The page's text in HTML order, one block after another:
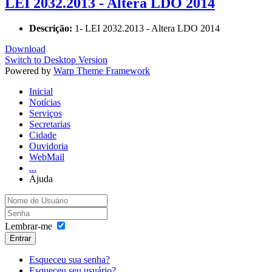
Descrição: 1- LEI 2032.2013 - Altera LDO 2014
Download
Switch to Desktop Version
Powered by Warp Theme Framework
Inicial
Notícias
Serviços
Secretarias
Cidade
Ouvidoria
WebMail
...
Ajuda
Lembrar-me
Entrar
Esqueceu sua senha?